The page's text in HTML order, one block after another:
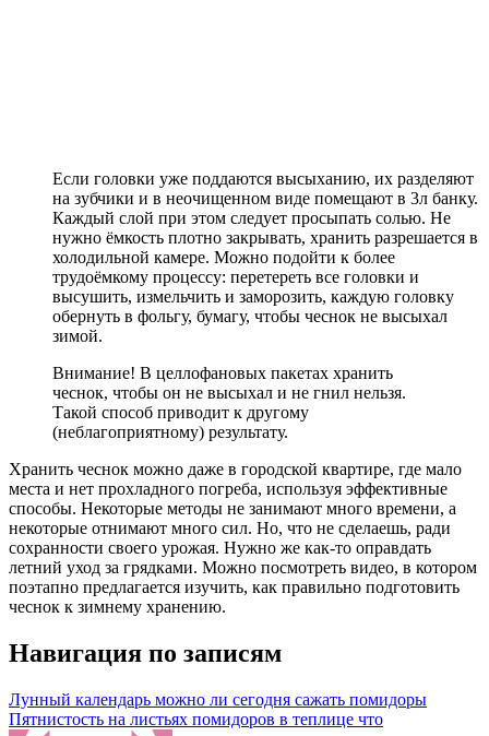
Если головки уже поддаются высыханию, их разделяют
на зубчики и в неочищенном виде помещают в 3л банку.
Каждый слой при этом следует просыпать солью. Не
нужно ёмкость плотно закрывать, хранить разрешается в
холодильной камере. Можно подойти к более
трудоёмкому процессу: перетереть все головки и
высушить, измельчить и заморозить, каждую головку
обернуть в фольгу, бумагу, чтобы чеснок не высыхал
зимой.
Внимание! В целлофановых пакетах хранить
чеснок, чтобы он не высыхал и не гнил нельзя.
Такой способ приводит к другому
(неблагоприятному) результату.
Хранить чеснок можно даже в городской квартире, где мало
места и нет прохладного погреба, используя эффективные
способы. Некоторые методы не занимают много времени, а
некоторые отнимают много сил. Но, что не сделаешь, ради
сохранности своего урожая. Нужно же как-то оправдать
летний уход за грядками. Можно посмотреть видео, в котором
поэтапно предлагается изучить, как правильно подготовить
чеснок к зимнему хранению.
Навигация по записям
Лунный календарь можно ли сегодня сажать помидоры
Пятнистость на листьях помидоров в теплице что